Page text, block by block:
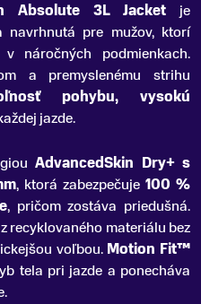
Absolute 3L Jacket je
navrhnutá pre mužov, ktorí
náročných podmienkach.
a premyslenému strihu
pohybu, vysokú
jazde.
AdvancedSkin Dry+ s
, ktorá zabezpečuje 100 %
, pričom zostáva priedušná.
recyklovaného materiálu bez
voľbou. Motion Fit™
tela pri jazde a ponecháva